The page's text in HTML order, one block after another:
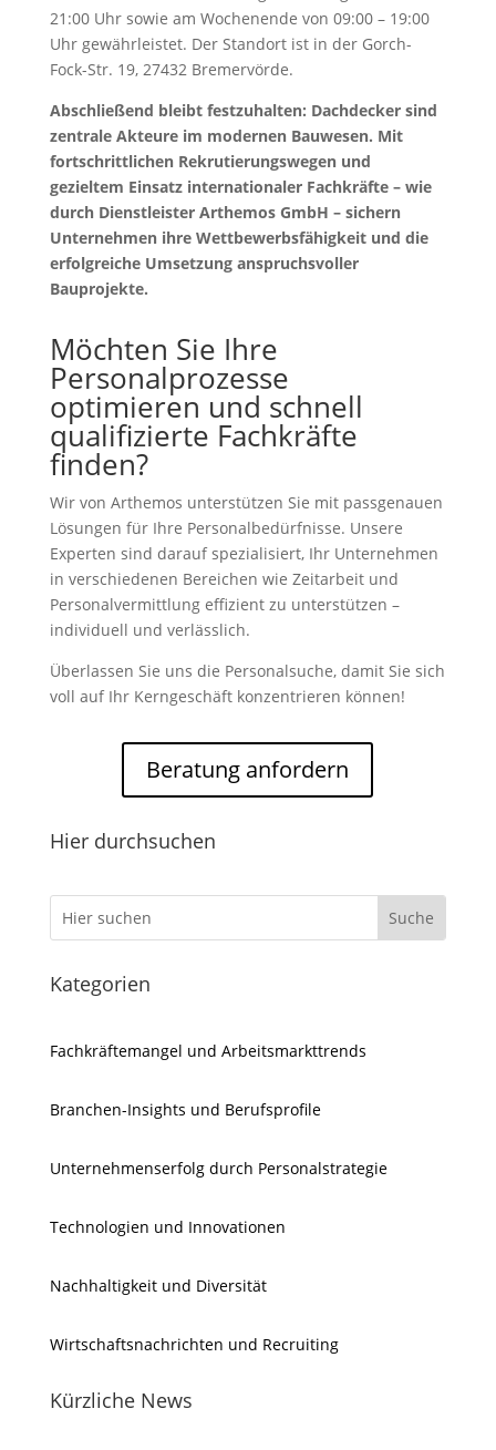
21:00 Uhr sowie am Wochenende von 09:00 – 19:00
Uhr gewährleistet. Der Standort ist in der Gorch-
Fock-Str. 19, 27432 Bremervörde.
Abschließend bleibt festzuhalten: Dachdecker sind
zentrale Akteure im modernen Bauwesen. Mit
fortschrittlichen Rekrutierungswegen und
gezieltem Einsatz internationaler Fachkräfte – wie
durch Dienstleister Arthemos GmbH – sichern
Unternehmen ihre Wettbewerbsfähigkeit und die
erfolgreiche Umsetzung anspruchsvoller
Bauprojekte.
Möchten Sie Ihre
Personalprozesse
optimieren und schnell
qualifizierte Fachkräfte
finden?
Wir von Arthemos unterstützen Sie mit passgenauen
Lösungen für Ihre Personalbedürfnisse. Unsere
Experten sind darauf spezialisiert, Ihr Unternehmen
in verschiedenen Bereichen wie Zeitarbeit und
Personalvermittlung effizient zu unterstützen –
individuell und verlässlich.
Überlassen Sie uns die Personalsuche, damit Sie sich
voll auf Ihr Kerngeschäft konzentrieren können!
Beratung anfordern
Hier durchsuchen
Kategorien
Fachkräftemangel und Arbeitsmarkttrends
Branchen-Insights und Berufsprofile
Unternehmenserfolg durch Personalstrategie
Technologien und Innovationen
Nachhaltigkeit und Diversität
Wirtschaftsnachrichten und Recruiting
Kürzliche News